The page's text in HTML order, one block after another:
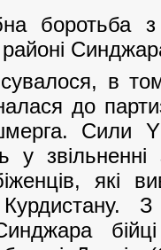
боротьба
в
до
Сили
у
які
З